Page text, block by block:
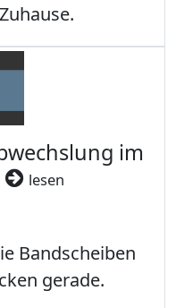
im
lesen
Bandscheiben
gerade.